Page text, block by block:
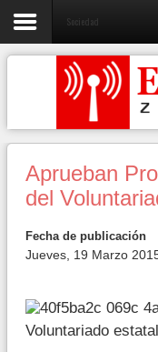
Sociedad
Aprueban
del
Fecha de publicación
Jueves, 19 Marzo
Voluntariado estatal